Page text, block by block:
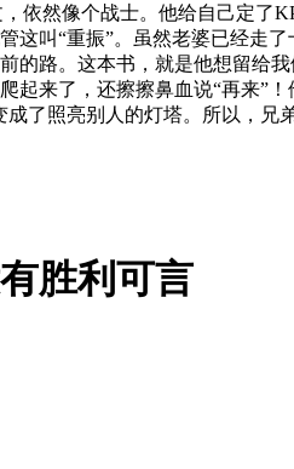
依然像个战士。他给自己定
叫“重振”。虽然老婆已经走
路。这本书，就是他想留给
来了，还擦擦鼻血说“再来”
了照亮别人的灯塔。所以，
胜利可言